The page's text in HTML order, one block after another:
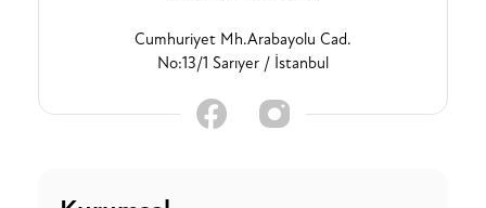
Cumhuriyet Mh.Arabayolu Cad.
No:13/1 Sarıyer / İstanbul